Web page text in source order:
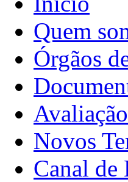
Quem
Órgãos
Avaliação
Novos
Canal de